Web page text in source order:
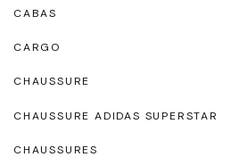
CABAS
CARGO
CHAUSSURE
CHAUSSURE ADIDAS SUPERSTAR
CHAUSSURES